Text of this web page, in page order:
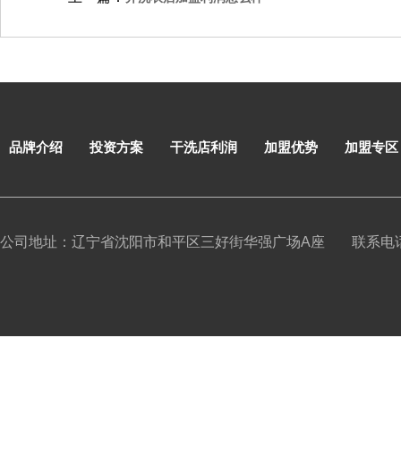
品牌介绍 投资方案 干洗店利润 加盟优势 加盟专区
公司地址：辽宁省沈阳市和平区三好街华强广场A座 联系电